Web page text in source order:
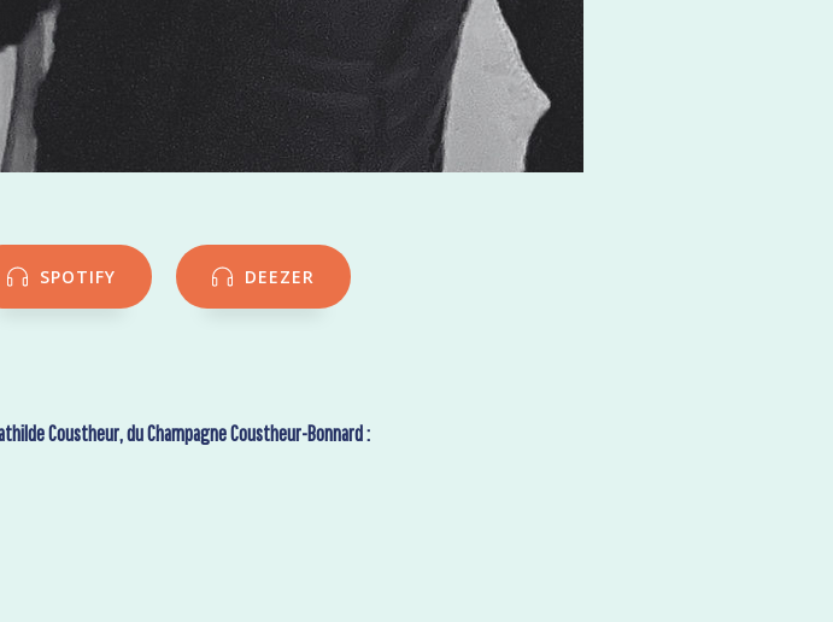
SPOTIFY DEEZER
Coustheur, du Champagne Coustheur-Bonnard :